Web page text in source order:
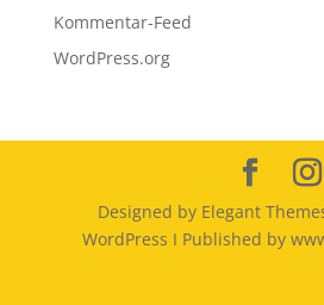
Kommentar-Feed
WordPress.org
Designed by Elegant
WordPress I Published by